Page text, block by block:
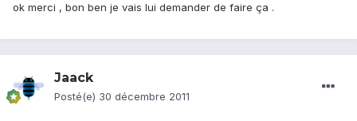
ok merci , bon ben je vais lui demander de faire ça .
Jaack
Posté(e) 30 décembre 2011